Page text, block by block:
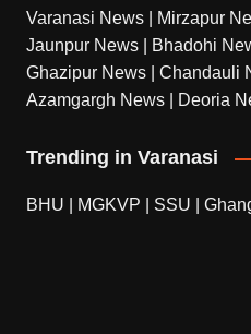
Varanasi News Mirzapur
Jaunpur News
Bhadohi
Ghazipur News
Chandauli
Azamgargh News
Deoria
Trending in Varanasi
BHU MGKVP SSU